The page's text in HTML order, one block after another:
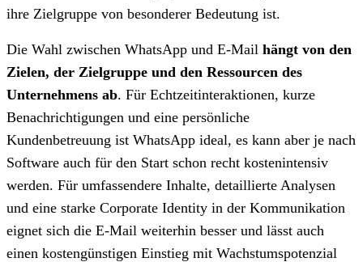
ihre Zielgruppe von besonderer Bedeutung ist.
Die Wahl zwischen WhatsApp und E-Mail hängt von den
Zielen, der Zielgruppe und den Ressourcen des
Unternehmens ab. Für Echtzeitinteraktionen, kurze
Benachrichtigungen und eine persönliche
Kundenbetreuung ist WhatsApp ideal, es kann aber je nach
Software auch für den Start schon recht kostenintensiv
werden. Für umfassendere Inhalte, detaillierte Analysen
und eine starke Corporate Identity in der Kommunikation
eignet sich die E-Mail weiterhin besser und lässt auch
einen kostengünstigen Einstieg mit Wachstumspotenzial